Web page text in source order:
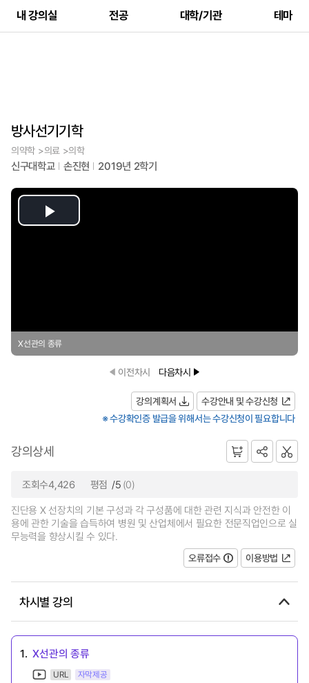
내 강의실 전공 대학/기관 테마
방사선기기학
의약학 >의료 >의학
신구대학교 손진현 2019년 2학기
Play
X선관의 종류
이전차시 다음차시
강의계획서
수강안내 및 수강신청
※ 수강확인증 발급을 위해서는 수강신청이 필요합니다
강의상세
조회수4,426 평점 /5 (0)
진단용 X 선장치의 기본 구성과 각 구성품에 대한 관련 지식과 안전한 이
용에 관한 기술을 습득하여 병원 및 산업체에서 필요한 전문직업인으로 실
무능력을 향상시킬 수 있다.
오류접수
이용방법
차시별 강의
1. X선관의 종류
URL 자막제공